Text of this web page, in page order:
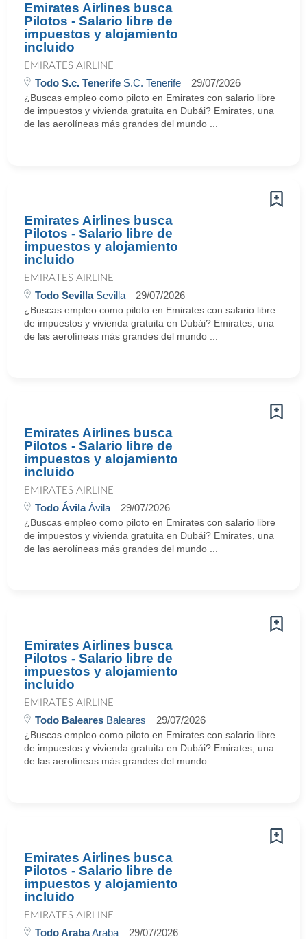
Emirates Airlines busca
Pilotos - Salario libre de
impuestos y alojamiento
incluido
EMIRATES AIRLINE
Todo S.c. Tenerife S.C. Tenerife 29/07/2026
¿Buscas empleo como piloto en Emirates con salario libre
de impuestos y vivienda gratuita en Dubái? Emirates, una
de las aerolíneas más grandes del mundo ...
Emirates Airlines busca
Pilotos - Salario libre de
impuestos y alojamiento
incluido
EMIRATES AIRLINE
Todo SevillaSevilla 29/07/2026
¿Buscas empleo como piloto en Emirates con salario libre
de impuestos y vivienda gratuita en Dubái? Emirates, una
de las aerolíneas más grandes del mundo ...
Emirates Airlines busca
Pilotos - Salario libre de
impuestos y alojamiento
incluido
EMIRATES AIRLINE
Todo ÁvilaÁvila 29/07/2026
¿Buscas empleo como piloto en Emirates con salario libre
de impuestos y vivienda gratuita en Dubái? Emirates, una
de las aerolíneas más grandes del mundo ...
Emirates Airlines busca
Pilotos - Salario libre de
impuestos y alojamiento
incluido
EMIRATES AIRLINE
Todo Baleares Baleares 29/07/2026
¿Buscas empleo como piloto en Emirates con salario libre
de impuestos y vivienda gratuita en Dubái? Emirates, una
de las aerolíneas más grandes del mundo ...
Emirates Airlines busca
Pilotos - Salario libre de
impuestos y alojamiento
incluido
EMIRATES AIRLINE
Todo ArabaAraba 29/07/2026